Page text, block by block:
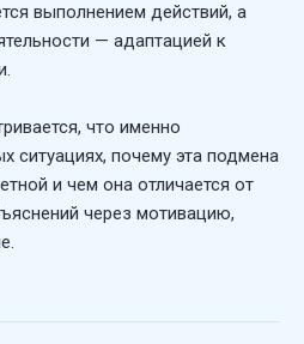
выполнением действий, а
— адаптацией к
что именно
ситуациях, почему эта подмена
и чем она отличается от
через мотивацию,